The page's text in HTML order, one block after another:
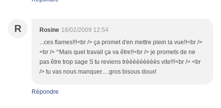
R Rosine 18/02/2009 12:54
...ces flames!!!<br /> ça promet d'en mettre plein la vue!!<br />
<br /> ^Mais quel travail ça va être!!<br /> je promets de ne
pas être trop sage S tu reviens trèèèèèèèèès vite!!!<br /> <br
/> tu vas nous manquer.....gros bisous doux!
Répondre